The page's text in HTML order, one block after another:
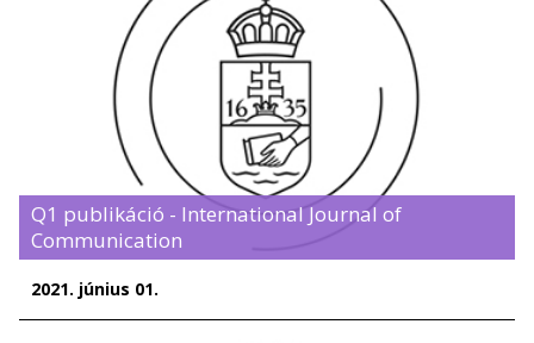
Q1 publikáció - International Journal of
Communication
2021. június 01.